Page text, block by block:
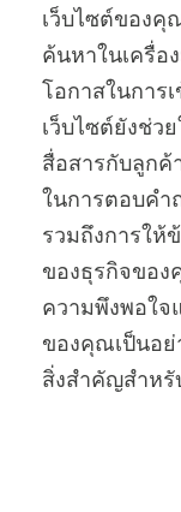
เว็บไซต์ของ
ค้นหาในเครื่อ
โอกาสในการ
เว็บไซต์ยังช่
สื่อสารกับลูกค้
ในการตอบค
รวมถึงการใ
ของธุรกิจของ
ความพึงพอใจ
ของคุณเป็นอย่
สิ่งสำคัญสำห